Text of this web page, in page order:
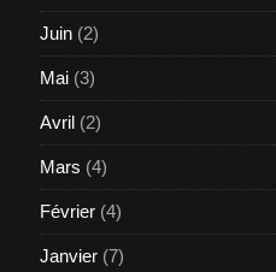
Juin (2)
Mai (3)
Avril (2)
Mars (4)
Février (4)
Janvier (7)